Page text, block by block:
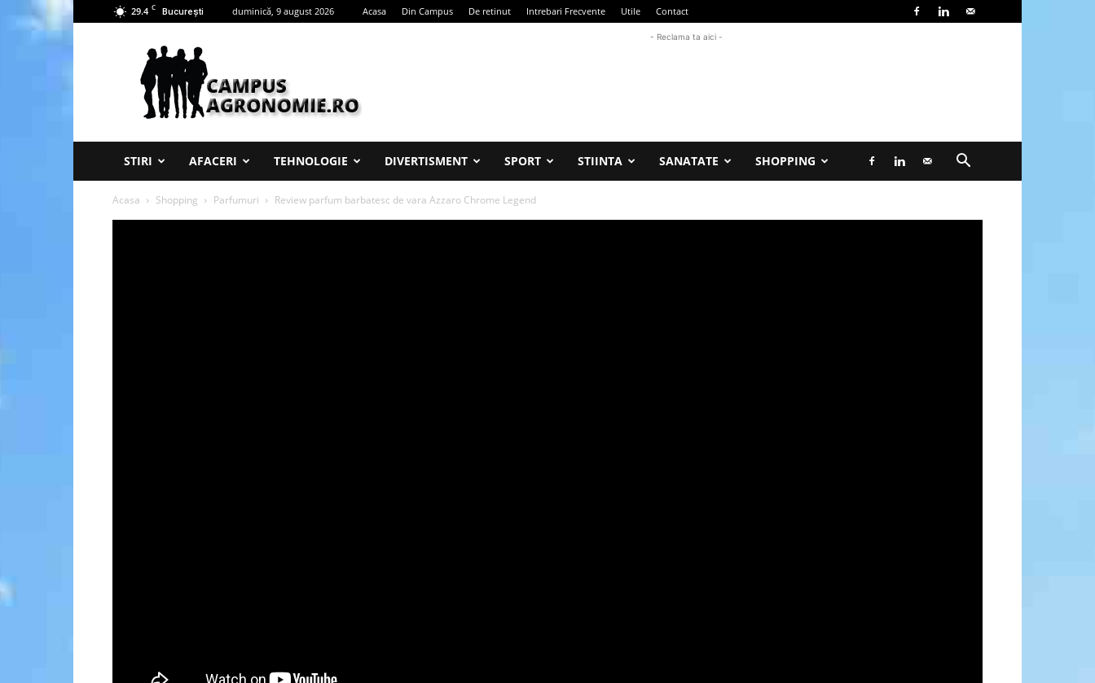
29.4 C București duminică, 9 august 2026 Acasa Din Campus De retinut Intrebari Frecvente Utile Contact
Campus
Agronomie
- Reclama ta aici -
STIRI AFACERI TEHNOLOGIE DIVERTISMENT SPORT STIINTA SANATATE SHOPPING
Acasa Shopping Parfumuri Review parfum barbatesc de vara Azzaro Chrome Legend